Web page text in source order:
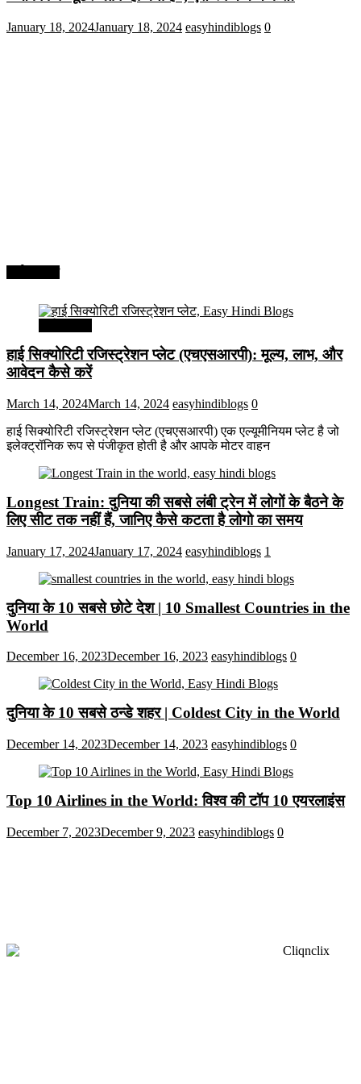
January 18, 2024January 18, 2024 easyhindiblogs 0
हाई सिक्योरिटी रजिस्ट्रेशन प्लेट (एचएसआरपी): मूल्य, लाभ, और
आवेदन कैसे करें
March 14, 2024March 14, 2024 easyhindiblogs 0
हाई सिक्योरिटी रजिस्ट्रेशन प्लेट (एचएसआरपी) एक एल्यूमीनियम प्लेट है जो
इलेक्ट्रॉनिक रूप से पंजीकृत होती है और आपके मोटर वाहन
Longest Train: दुनिया की सबसे लंबी ट्रेन में लोगों के बैठने के
लिए सीट तक ​​नहीं हैं, जानिए कैसे कटता है लोगो का समय
January 17, 2024January 17, 2024 easyhindiblogs 1
दुनिया के 10 सबसे छोटे देश | 10 Smallest Countries in the
World
December 16, 2023December 16, 2023 easyhindiblogs 0
दुनिया के 10 सबसे ठन्डे शहर | Coldest City in the World
December 14, 2023December 14, 2023 easyhindiblogs 0
Top 10 Airlines in the World: विश्व की टॉप 10 एयरलाइंस
December 7, 2023December 9, 2023 easyhindiblogs 0